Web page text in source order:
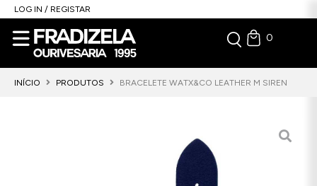
LOG IN / REGISTAR
0
INÍCIO PRODUTOS BRACELETE WATX&CO LEATHER M SIREN